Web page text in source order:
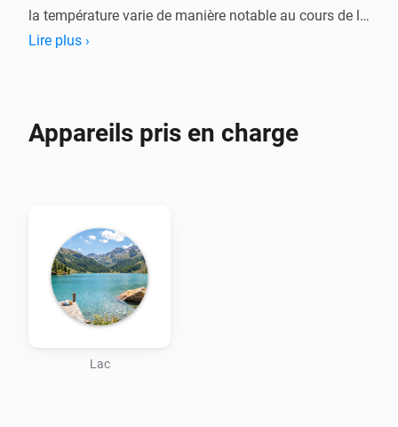
la température varie de manière notable au cours de la
journée.
dépendance au cloud. Appairez un appareil par lac,
les consignes de sécurité locales avant de vous
Lire plus ›
Appareils pris en charge
Lac